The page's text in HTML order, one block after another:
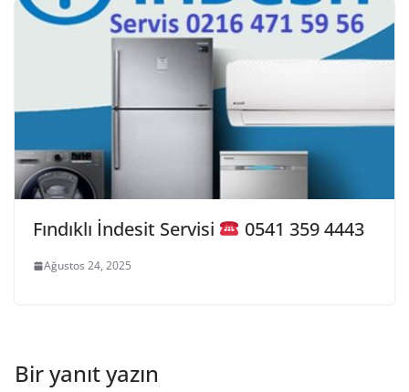
Fındıklı İndesit Servisi 0541 359 4443
Ağustos 24, 2025
Bir yanıt yazın